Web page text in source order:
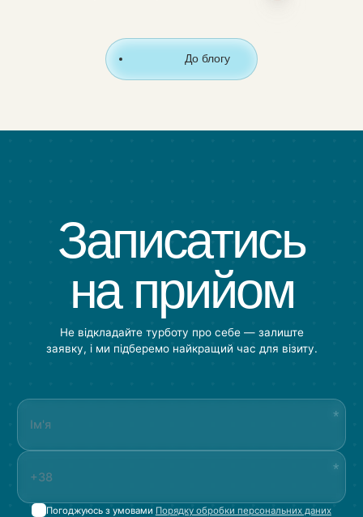
До блогу
Записатись
на прийом
Не відкладайте турботу про себе — залиште
заявку, і ми підберемо найкращий час для візиту.
Погоджуюсь з умовами Порядку обробки персональних даних